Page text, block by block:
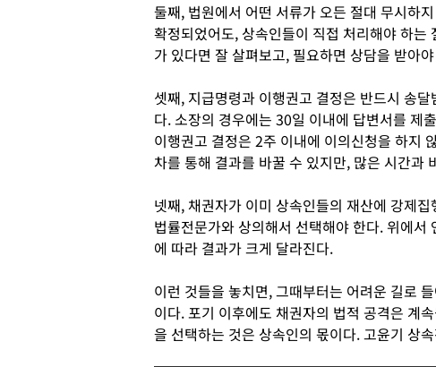
둘째, 법원에서 어떤 서류가 오든 절대 무시하
확정되었어도, 상속인들이 직접 처리해야 하
가 있다면 잘 살펴보고, 필요하면 상담을 받아
셋째, 지급명령과 이행권고 결정은 반드시 송
다. 소장의 경우에는 30일 이내에 답변서를 제
이행권고 결정은 2주 이내에 이의신청을 하지
차를 통해 결과를 바꿀 수 있지만, 많은 시간과
넷째, 채권자가 이미 상속인들의 재산에 강제
법률전문가와 상의해서 선택해야 한다. 위에
에 따라 결과가 크게 달라진다.
이런 것들을 놓치면, 그때부터는 어려운 길로
이다. 포기 이후에도 채권자의 법적 공격은 계
을 선택하는 것은 상속인의 몫이다. 고윤기 상